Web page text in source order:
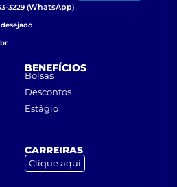
3229 (WhatsApp)
BENEFÍCIOS
Bolsas
Descontos
Estágio
CARREIRAS
Clique aqui